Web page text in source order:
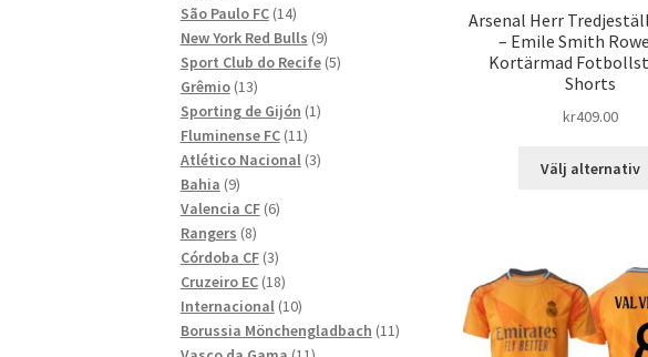
Arsenal Herr
– Emile Smith
Kortärmad
Shorts
kr409.00
Välj alternativ
produkter
São Paulo FC 1414
produkter
New York Red Bulls 99
produkter
Sport Club do Recife 55
Grêmio 1313
produkter
Sporting de Gijón 11
Fluminense FC 1111
produkter
Atlético Nacional 33
Bahia 99
produkter
Valencia CF 66
Rangers 88
produkter
Córdoba CF 33
produkter
Cruzeiro EC 1818
produkter
Internacional 1010
produkter
Borussia Mönchengladbach 1111